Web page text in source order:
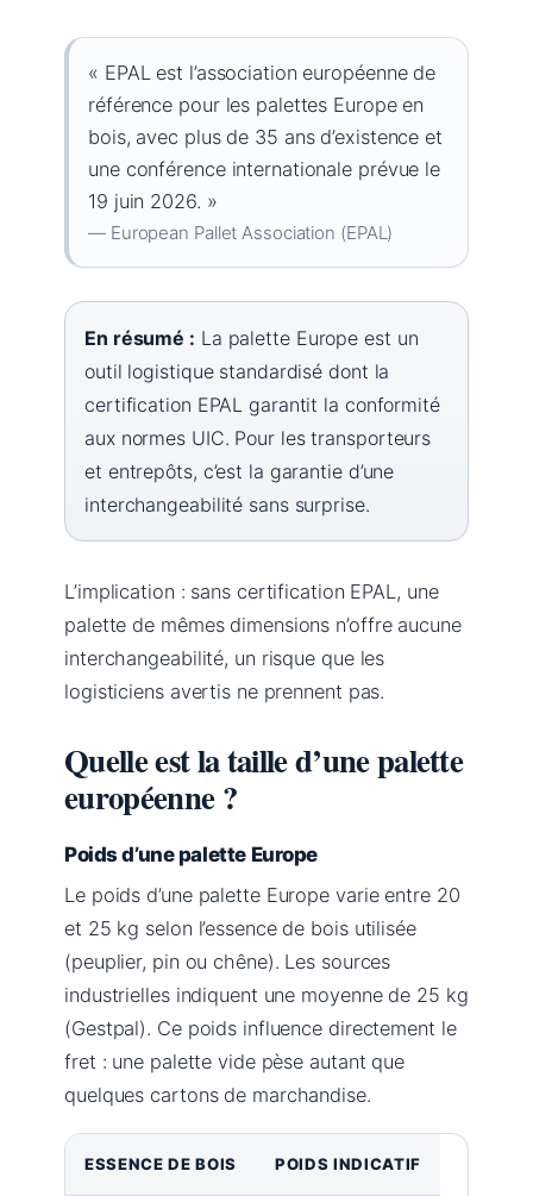
« EPAL est l’association européenne de
référence pour les palettes Europe en
bois, avec plus de 35 ans d’existence et
une conférence internationale prévue le
19 juin 2026. »
— European Pallet Association (EPAL)
En résumé : La palette Europe est un
outil logistique standardisé dont la
certification EPAL garantit la conformité
aux normes UIC. Pour les transporteurs
et entrepôts, c’est la garantie d’une
interchangeabilité sans surprise.
L’implication : sans certification EPAL, une
palette de mêmes dimensions n’offre aucune
interchangeabilité, un risque que les
logisticiens avertis ne prennent pas.
Quelle est la taille d’une palette
européenne ?
Poids d’une palette Europe
Le poids d’une palette Europe varie entre 20
et 25 kg selon l’essence de bois utilisée
(peuplier, pin ou chêne). Les sources
industrielles indiquent une moyenne de 25 kg
(Gestpal). Ce poids influence directement le
fret : une palette vide pèse autant que
quelques cartons de marchandise.
ESSENCE DE BOIS POIDS INDICATIF